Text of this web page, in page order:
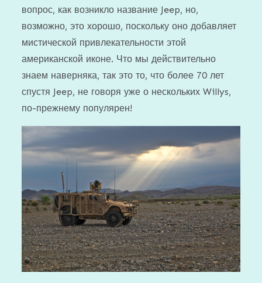
вопрос, как возникло название Jeep, но,
возможно, это хорошо, поскольку оно добавляет
мистической привлекательности этой
американской иконе. Что мы действительно
знаем наверняка, так это то, что более 70 лет
спустя Jeep, не говоря уже о нескольких Willys,
по-прежнему популярен!